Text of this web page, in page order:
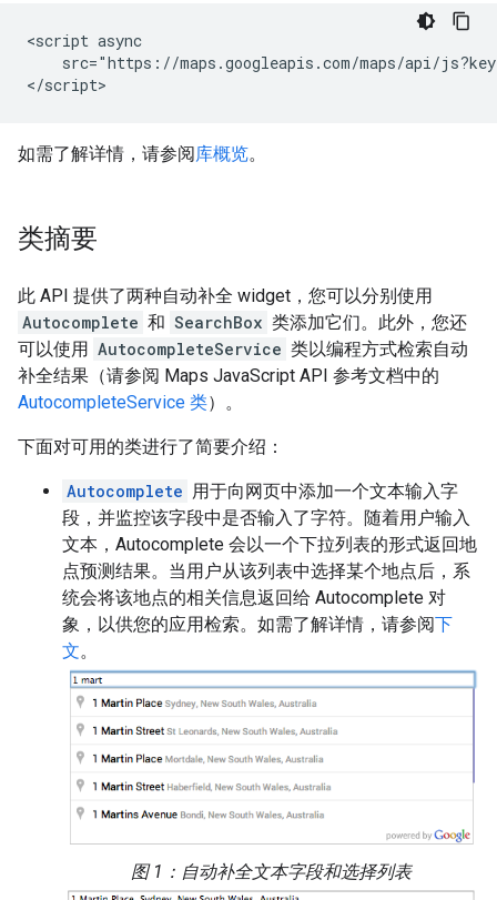
<script async
src="https://maps.googleapis.com/maps/api/
</script>
如需了解详情，请参阅库概览。
类摘要
此 API 提供了两种自动补全 widget，您可以分别使用
Autocomplete 和 SearchBox 类添加它们。此外，您还
可以使用 AutocompleteService 类以编程方式检索自动
补全结果（请参阅 Maps JavaScript API 参考文档中的
AutocompleteService 类）。
下面对可用的类进行了简要介绍：
Autocomplete 用于向网页中添加一个文本输入字
段，并监控该字段中是否输入了字符。随着用户输入
文本，Autocomplete 会以一个下拉列表的形式返回地
点预测结果。当用户从该列表中选择某个地点后，系
统会将该地点的相关信息返回给 Autocomplete 对
象，以供您的应用检索。如需了解详情，请参阅下
文。
图 1：自动补全文本字段和选择列表